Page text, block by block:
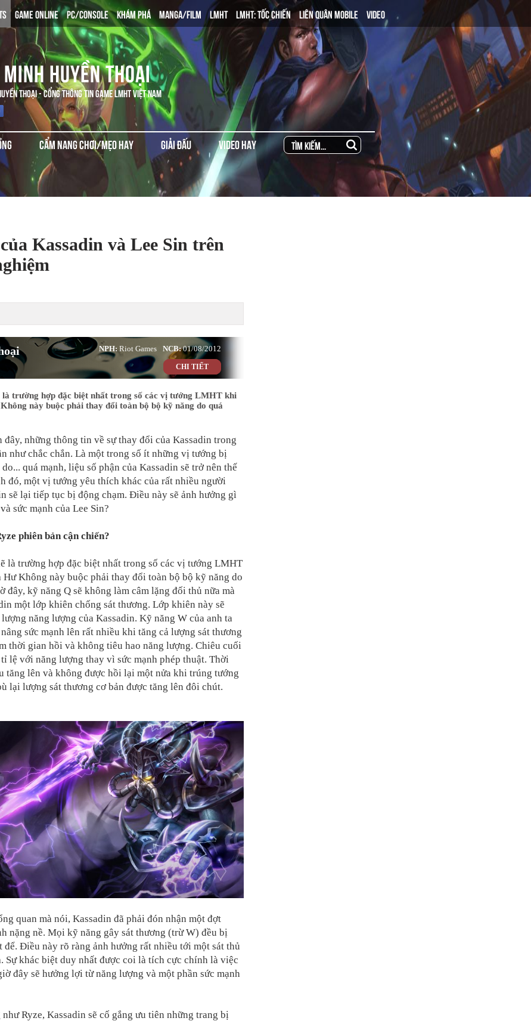
GAME ONLINE PC/CONSOLE KHÁM PHÁ MANGA/FILM LMHT LMHT: TỐC CHIẾN LIÊN QUÂN MOBILE VIDEO
HUYỀN THOẠI
THOẠI - CỔNG THÔNG TIN GAME LMHT VIỆT NAM
CẨM NANG CHƠI/MẸO HAY GIẢI ĐẤU VIDEO HAY
Kassadin và Lee Sin trên
01/08/2012
NCB:
Riot Games
NPH:
CHI TIẾT
là trường hợp đặc biệt nhất trong số các vị tướng LMHT khi
này buộc phải thay đổi toàn bộ bộ kỹ năng do quá
đây, những thông tin về sự thay đổi của Kassadin trong
như chắc chắn. Là một trong số ít những vị tướng bị
quá mạnh, liệu số phận của Kassadin sẽ trở nên thế
đó, một vị tướng yêu thích khác của rất nhiều người
sẽ lại tiếp tục bị động chạm. Điều này sẽ ảnh hưởng gì
sức mạnh của Lee Sin?
phiên bản cận chiến?
là trường hợp đặc biệt nhất trong số các vị tướng LMHT
Không này buộc phải thay đổi toàn bộ bộ kỹ năng do
đây, kỹ năng Q sẽ không làm câm lặng đối thủ nữa mà
một lớp khiên chống sát thương. Lớp khiên này sẽ
năng lượng của Kassadin. Kỹ năng W của anh ta
sức mạnh lên rất nhiều khi tăng cả lượng sát thương
thời gian hồi và không tiêu hao năng lượng. Chiêu cuối
lệ với năng lượng thay vì sức mạnh phép thuật. Thời
tăng lên và không được hồi lại một nửa khi trúng tướng
lại lượng sát thương cơ bản được tăng lên đôi chút.
quan mà nói, Kassadin đã phải đón nhận một đợt
nặng nề. Mọi kỹ năng gây sát thương (trừ W) đều bị
để. Điều này rõ ràng ảnh hưởng rất nhiều tới một sát thủ
Sự khác biệt duy nhất được coi là tích cực chính là việc
đây sẽ hưởng lợi từ năng lượng và một phần sức mạnh
Ryze, Kassadin sẽ cố gắng ưu tiên những trang bị